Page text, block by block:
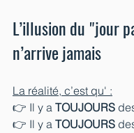
L’illusion du "jour
n’arrive jamais
La réalité, c’est qu' :
👉 Il y a TOUJOURS
👉 Il y a TOUJOURS